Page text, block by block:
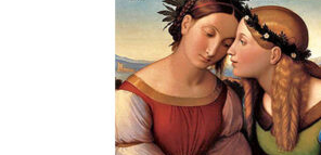
Política de privacidade